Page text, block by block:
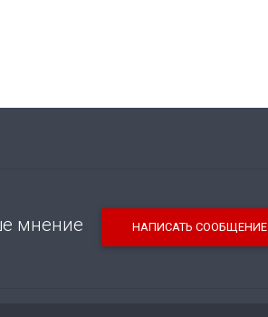
мнение НАПИСАТЬ СООБЩЕНИЕ